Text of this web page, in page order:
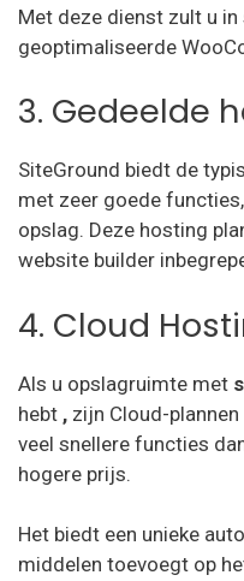
Met deze dienst zult u
geoptimaliseerde
3. Gedeelde
SiteGround biedt de
met zeer goede
opslag. Deze hosting
website builder
4. Cloud
Als u opslagruimte met
hebt , zijn Cloud-
veel snellere functies
hogere prijs.
Het biedt een unieke
middelen toevoegt op